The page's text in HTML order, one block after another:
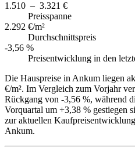
1.510 – 3.321 €
Preisspanne
2.292 €/m²
Durchschnittspreis
-3,56 %
Preisentwicklung in den
Die Hauspreise in Ankum liegen
€/m². Im Vergleich zum Vorjahr
Rückgang von -3,56 %, während
Vorquartal um +3,38 % gestiegen
zur aktuellen
Ankum.